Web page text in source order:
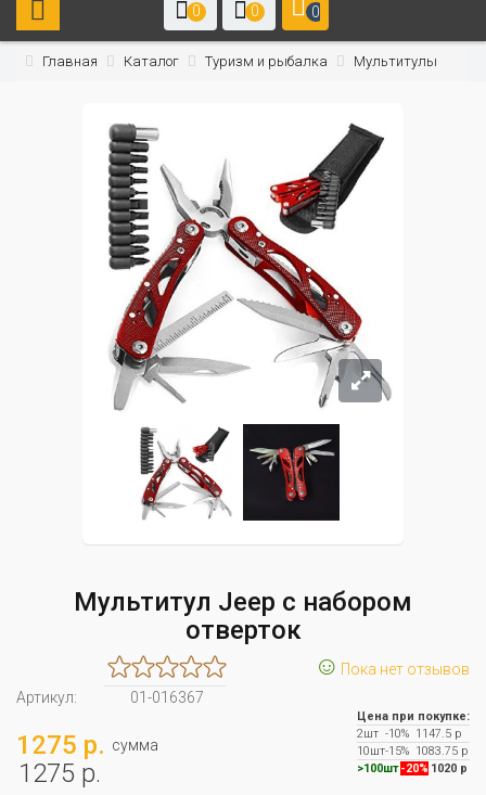
0 0 0
Главная Каталог Туризм и рыбалка Мультитулы
Мультитул Jeep с набором
отверток
☺ Пока нет отзывов
Артикул:
01-016367
1275 р. сумма
1275 р.
Цена при покупке:
2шт -10% 1147.5 р
10шт-15% 1083.75 р
>100шт -20% 1020 р